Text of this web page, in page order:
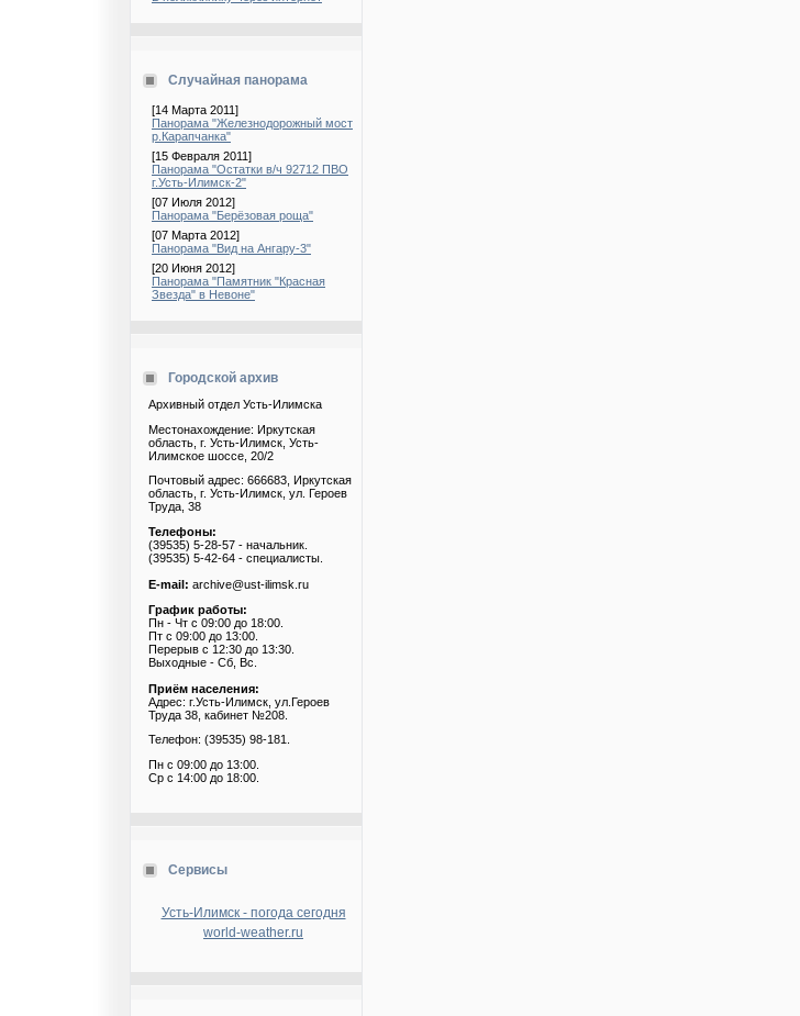
Случайная панорама
[14 Марта 2011]
Панорама "Железнодорожный мост
р.Карапчанка"
[15 Февраля 2011]
Панорама "Остатки в/ч 92712 ПВО
г.Усть-Илимск-2"
[07 Июля 2012]
Панорама "Берёзовая роща"
[07 Марта 2012]
Панорама "Вид на Ангару-3"
[20 Июня 2012]
Панорама "Памятник "Красная
Звезда" в Невоне"
Городской архив
Архивный отдел Усть-Илимска
Местонахождение: Иркутская
область, г. Усть-Илимск, Усть-
Илимское шоссе, 20/2
Почтовый адрес: 666683, Иркутская
область, г. Усть-Илимск, ул. Героев
Труда, 38
Телефоны:
(39535) 5-28-57 - начальник.
(39535) 5-42-64 - специалисты.
E-mail: archive@ust-ilimsk.ru
График работы:
Пн - Чт с 09:00 до 18:00.
Пт с 09:00 до 13:00.
Перерыв с 12:30 до 13:30.
Выходные - Сб, Вс.
Приём населения:
Адрес: г.Усть-Илимск, ул.Героев
Труда 38, кабинет №208.
Телефон: (39535) 98-181.
Пн с 09:00 до 13:00.
Ср с 14:00 до 18:00.
Сервисы
Усть-Илимск - погода сегодня
world-weather.ru